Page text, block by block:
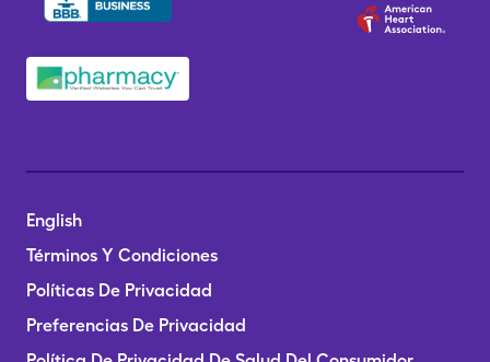
English
Términos Y Condiciones
Políticas De Privacidad
Preferencias De Privacidad